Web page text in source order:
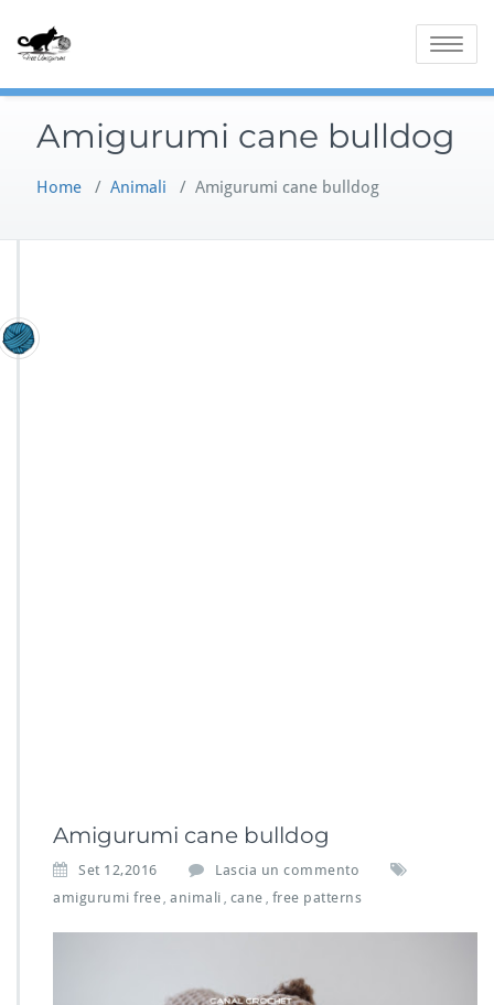
Toggle
Amigurumi cane bulldog
Home / Animali / Amigurumi cane bulldog
Amigurumi cane bulldog
Set 12,2016
Lascia un commento
amigurumi free animali cane free patterns